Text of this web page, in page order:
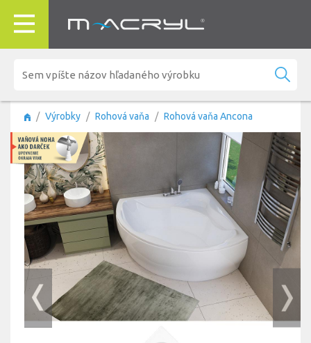
Výrobky Rohová vaňa Rohová vaňa Ancona